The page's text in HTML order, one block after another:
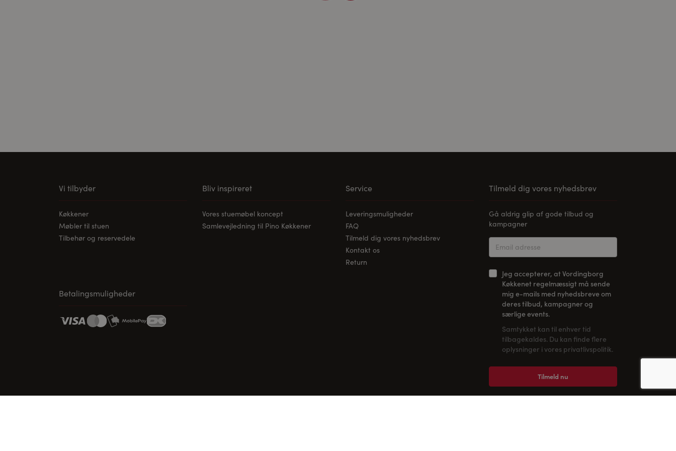
Vi tilbyder
Køkkener
Møbler til stuen
Tilbehør og reservedele
Bliv inspireret
Vores stuemøbel koncept
Samlevejledning til Pino Køkkener
Service
Leveringsmuligheder
FAQ
Tilmeld dig vores nyhedsbrev
Kontakt os
Return
Tilmeld dig vores nyhedsbrev
Gå aldrig glip af gode tilbud og
kampagner
Jeg accepterer, at Vordingborg
Køkkenet regelmæssigt må sende
mig e-mails med nyhedsbreve om
deres tilbud, kampagner og
særlige events.
Samtykket kan til enhver tid
tilbagekaldes. Du kan finde flere
oplysninger i vores privatlivspolitik.
Tilmeld nu
Betalingsmuligheder